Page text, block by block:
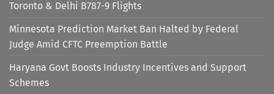
Toronto & Delhi B787-9 Flights
Minnesota Prediction Market Ban Halted by Federal
Judge Amid CFTC Preemption Battle
Haryana Govt Boosts Industry Incentives and Support
Schemes